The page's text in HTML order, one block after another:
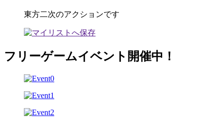
東方二次のアクションです
フリーゲームイベント開催中！